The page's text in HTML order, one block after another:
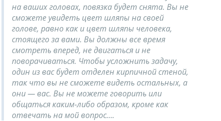
на ваших головах, повязка будет снята. Вы не
сможете увидеть цвет шляпы на своей
голове, равно как и цвет шляпы человека,
стоящего за вами. Вы должны все время
смотреть вперед, не двигаться и не
поворачиваться. Чтобы усложнить задачу,
один из вас будет отделен кирпичной стеной,
так что вы не сможете видеть остальных, а
они — вас. Вы не можете говорить или
общаться каким-либо образом, кроме как
отвечать на мой вопрос….